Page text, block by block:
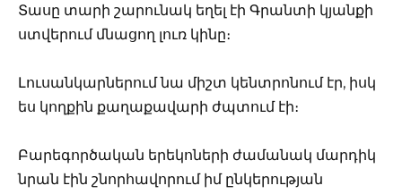
Տասը տարի շարունակ եղել էի Գրանտի կյանքի
ստվերում մնացող լուռ կինը։
Լուսանկարներում նա միշտ կենտրոնում էր, իսկ
ես կողքին քաղաքավարի ժպտում էի։
Բարեգործական երեկոների ժամանակ մարդիկ
նրան էին շնորհավորում իմ ընկերության